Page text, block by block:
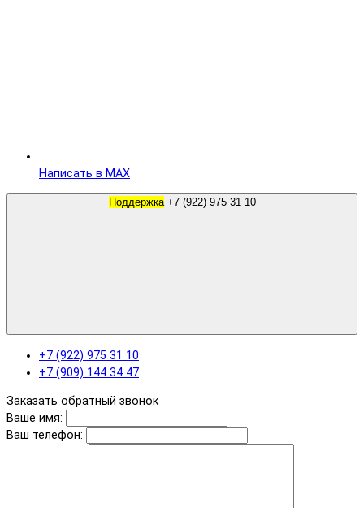
Написать в MAX
Поддержка +7 (922) 975 31 10
+7 (922) 975 31 10
+7 (909) 144 34 47
Заказать обратный звонок
Ваше имя:
Ваш телефон: